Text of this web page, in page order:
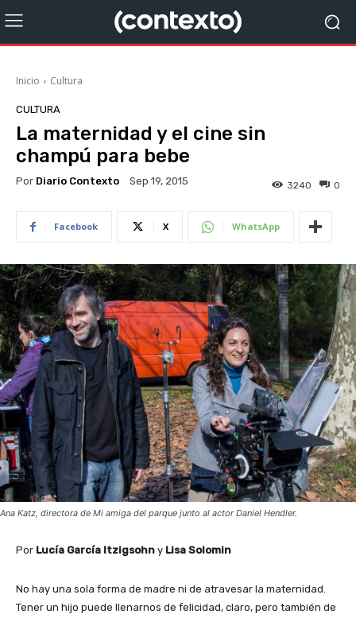
Inicio Cultura
CULTURA
La maternidad y el cine sin
champú para bebe
Por Diario Contexto Sep 19, 2015 0
3240
Facebook X WhatsApp
Ana Katz, directora de Mi amiga del parque junto al actor Daniel Hendler.
Por Lucía García Itzigsohn y Lisa Solomin
No hay una sola forma de madre ni de atravesar la maternidad.
Tener un hijo puede llenarnos de felicidad, claro, pero también de